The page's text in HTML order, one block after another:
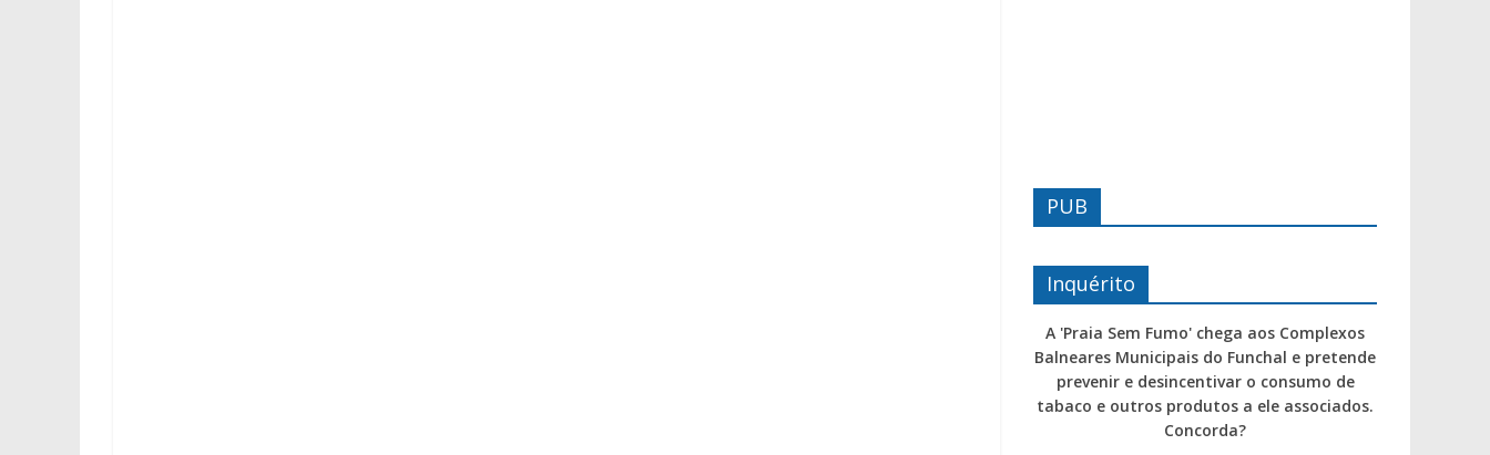
PUB
Inquérito
A 'Praia Sem Fumo' chega aos Complexos
Balneares Municipais do Funchal e pretende
prevenir e desincentivar o consumo de
tabaco e outros produtos a ele associados.
Concorda?